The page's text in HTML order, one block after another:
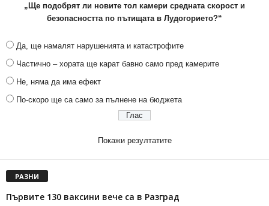
„Ще подобрят ли новите тол камери средната скорост и
безопасността по пътищата в Лудогорието?“
Да, ще намалят нарушенията и катастрофите
Частично – хората ще карат бавно само пред камерите
Не, няма да има ефект
По-скоро ще са само за пълнене на бюджета
Покажи резултатите
РАЗНИ
Първите 130 ваксини вече са в Разград